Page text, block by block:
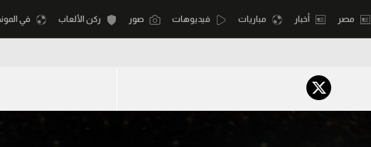
بطولات
أمريكا 2026 الكرة المصرية
مصر أخبار مباريات فيديوهات صور ركن الألعاب في